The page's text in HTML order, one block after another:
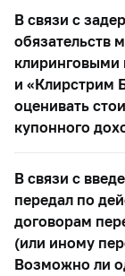
В связи с
обязательств
клиринговыми
и «Клирстрим
оценивать
купонного
В связи с
передал по
договорам
(или иному
Возможно ли